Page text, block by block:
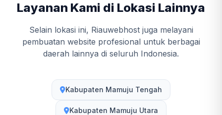
Layanan Kami di Lokasi Lainnya
Selain lokasi ini, Riauwebhost juga melayani
pembuatan website profesional untuk berbagai
daerah lainnya di seluruh Indonesia.
Kabupaten Mamuju Tengah
Kabupaten Mamuju Utara